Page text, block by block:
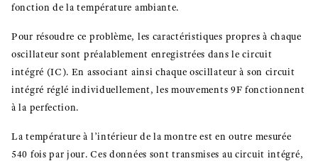
fonction de la température ambiante.
Pour résoudre ce problème, les caractéristiques propres à chaque
oscillateur sont préalablement enregistrées dans le circuit
intégré (IC). En associant ainsi chaque oscillateur à son circuit
intégré réglé individuellement, les mouvements 9F fonctionnent
à la perfection.
La température à l’intérieur de la montre est en outre mesurée
540 fois par jour. Ces données sont transmises au circuit intégré,